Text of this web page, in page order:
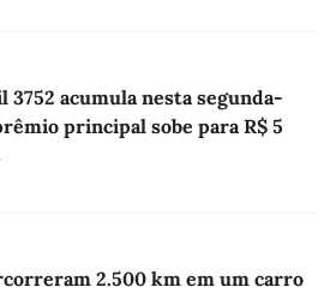
3752 acumula nesta segunda-
principal sobe para R$ 5
2.500 km em um carro